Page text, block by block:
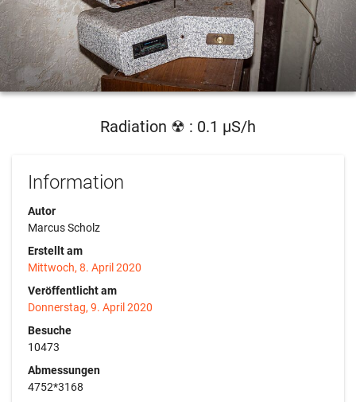
Radiation ☢ : 0.1 µS/h
Information
Autor
Marcus Scholz
Erstellt am
Mittwoch, 8. April 2020
Veröffentlicht am
Donnerstag, 9. April 2020
Besuche
10473
Abmessungen
4752*3168